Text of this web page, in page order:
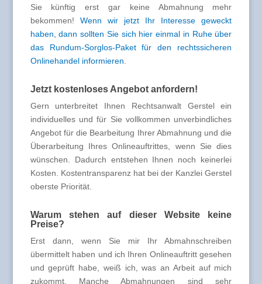
Sie künftig erst gar keine Abmahnung mehr
bekommen! Wenn wir jetzt Ihr Interesse geweckt
haben, dann sollten Sie sich hier einmal in Ruhe über
das Rundum-Sorglos-Paket für den rechtssicheren
Onlinehandel informieren.
Jetzt kostenloses Angebot anfordern!
Gern unterbreitet Ihnen Rechtsanwalt Gerstel ein
individuelles und für Sie vollkommen unverbindliches
Angebot für die Bearbeitung Ihrer Abmahnung und die
Überarbeitung Ihres Onlineauftrittes, wenn Sie dies
wünschen. Dadurch entstehen Ihnen noch keinerlei
Kosten. Kostentransparenz hat bei der Kanzlei Gerstel
oberste Priorität.
Warum stehen auf dieser Website keine
Preise?
Erst dann, wenn Sie mir Ihr Abmahnschreiben
übermittelt haben und ich Ihren Onlineauftritt gesehen
und geprüft habe, weiß ich, was an Arbeit auf mich
zukommt. Manche Abmahnungen sind sehr